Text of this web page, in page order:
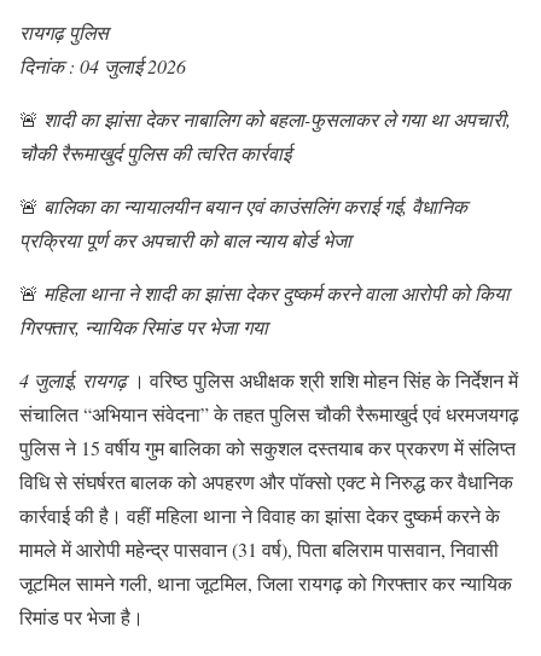
रायगढ़ पुलिस
दिनांक : 04 जुलाई 2026
🚨 शादी का झांसा देकर नाबालिग को बहला-फुसलाकर ले गया था अपचारी,
चौकी रैरूमाखुर्द पुलिस की त्वरित कार्रवाई
🚨 बालिका का न्यायालयीन बयान एवं काउंसलिंग कराई गई, वैधानिक
प्रक्रिया पूर्ण कर अपचारी को बाल न्याय बोर्ड भेजा
🚨 महिला थाना ने शादी का झांसा देकर दुष्कर्म करने वाला आरोपी को किया
गिरफ्तार, न्यायिक रिमांड पर भेजा गया
4 जुलाई, रायगढ़। वरिष्ठ पुलिस अधीक्षक श्री शशि मोहन सिंह के निर्देशन में
संचालित “अभियान संवेदना” के तहत पुलिस चौकी रैरूमाखुर्द एवं धरमजयगढ़
पुलिस ने 15 वर्षीय गुम बालिका को सकुशल दस्तयाब कर प्रकरण में संलिप्त
विधि से संघर्षरत बालक को अपहरण और पॉक्सो एक्ट मे निरुद्ध कर वैधानिक
कार्रवाई की है। वहीं महिला थाना ने विवाह का झांसा देकर दुष्कर्म करने के
मामले में आरोपी महेन्द्र पासवान (31 वर्ष), पिता बलिराम पासवान, निवासी
जूटमिल सामने गली, थाना जूटमिल, जिला रायगढ़ को गिरफ्तार कर न्यायिक
रिमांड पर भेजा है।